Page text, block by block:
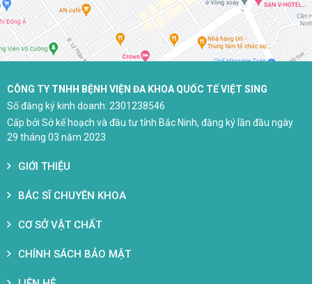
CÔNG TY TNHH BỆNH VIỆN ĐA KHOA QUỐC TẾ VIỆT SING
Số đăng ký kinh doanh: 2301238546
Cấp bởi Sở kế hoạch và đầu tư tỉnh Bắc Ninh, đăng ký lần đầu ngày
29 tháng 03 năm 2023
GIỚI THIỆU
BÁC SĨ CHUYÊN KHOA
CƠ SỞ VẬT CHẤT
CHÍNH SÁCH BẢO MẬT